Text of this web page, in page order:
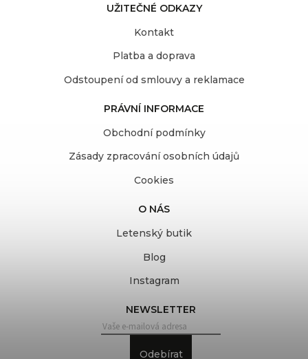
UŽITEČNÉ ODKAZY
Kontakt
Platba a doprava
Odstoupení od smlouvy a reklamace
PRÁVNÍ INFORMACE
Obchodní podmínky
Zásady zpracování osobních údajů
Cookies
O NÁS
Letenský butik
Blog
Instagram
NEWSLETTER
Odebírat